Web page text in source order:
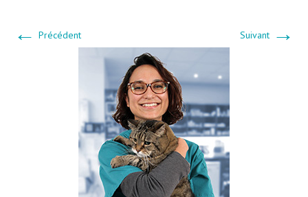
← Précédent Suivant →